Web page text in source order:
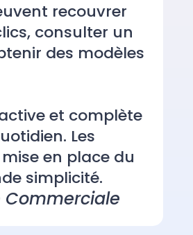
recouvrer
consulter un
des modèles
et complète
Les
en place du
simplicité.
Commerciale